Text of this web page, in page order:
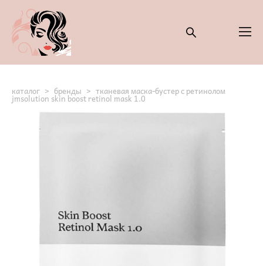
каталог > бренды > тканевая маска-бустер с ретинолом
jmsolution skin boost retinol mask 1.0